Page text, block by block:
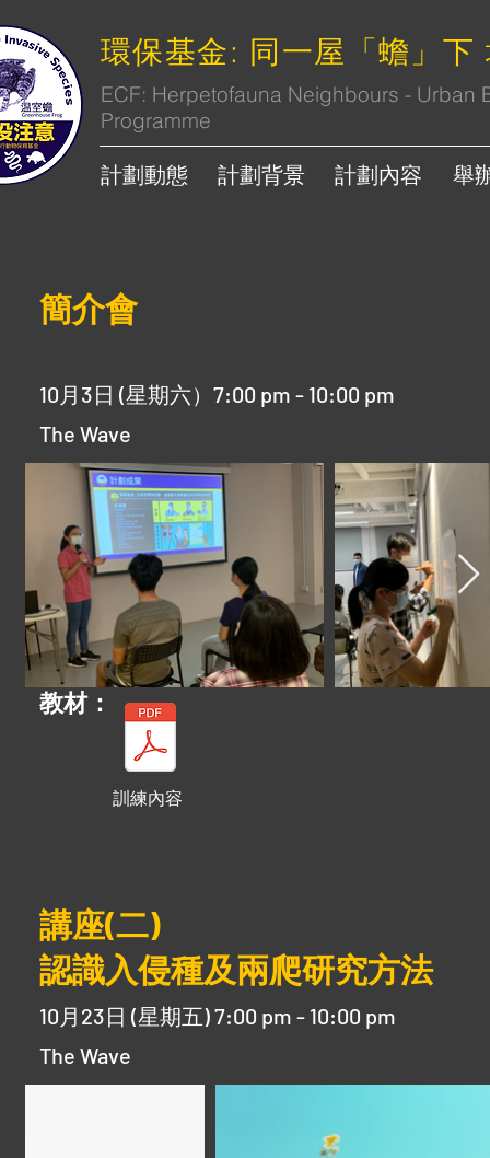
環保基金: 同一屋「蟾」下
ECF: Herpetofauna Neighbours -
Programme
計劃動態 計劃背景 計劃內容 舉
​簡介會
10月3日 (星期六）7:00 pm - 10:00 pm
The Wave
​教材：
訓練內容
​講座(二)
認識入侵種及兩爬研究方法
10月23日 (星期五) 7:00 pm - 10:00 pm
The Wave